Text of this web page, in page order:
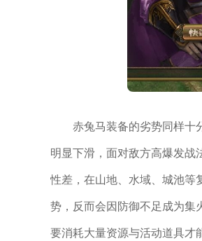
赤兔马装备的劣势同样十
明显下滑，面对敌方高爆发战
性差，在山地、水域、城池等
势，反而会因防御不足成为集
要消耗大量资源与活动道具才